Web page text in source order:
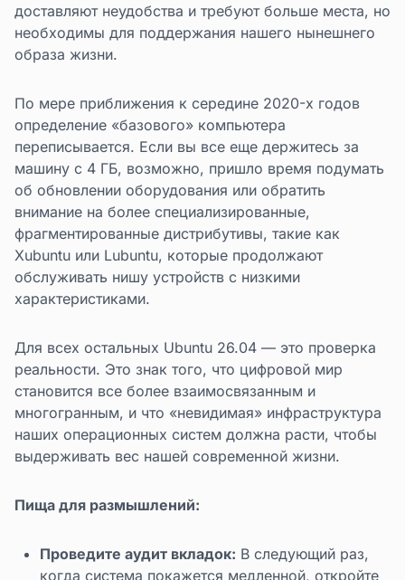
доставляют неудобства и требуют больше места, но
необходимы для поддержания нашего нынешнего
образа жизни.
По мере приближения к середине 2020-х годов
определение «базового» компьютера
переписывается. Если вы все еще держитесь за
машину с 4 ГБ, возможно, пришло время подумать
об обновлении оборудования или обратить
внимание на более специализированные,
фрагментированные дистрибутивы, такие как
Xubuntu или Lubuntu, которые продолжают
обслуживать нишу устройств с низкими
характеристиками.
Для всех остальных Ubuntu 26.04 — это проверка
реальности. Это знак того, что цифровой мир
становится все более взаимосвязанным и
многогранным, и что «невидимая» инфраструктура
наших операционных систем должна расти, чтобы
выдерживать вес нашей современной жизни.
Пища для размышлений:
Проведите аудит вкладок: В следующий раз,
когда система покажется медленной, откройте